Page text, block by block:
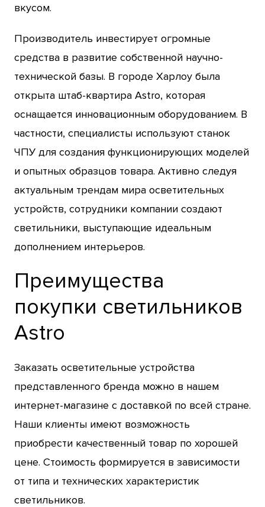
вкусом.
Производитель инвестирует огромные
средства в развитие собственной научно-
технической базы. В городе Харлоу была
открыта штаб-квартира Astro, которая
оснащается инновационным оборудованием. В
частности, специалисты используют станок
ЧПУ для создания функционирующих моделей
и опытных образцов товара. Активно следуя
актуальным трендам мира осветительных
устройств, сотрудники компании создают
светильники, выступающие идеальным
дополнением интерьеров.
Преимущества
покупки светильников
Astro
Заказать осветительные устройства
представленного бренда можно в нашем
интернет-магазине с доставкой по всей стране.
Наши клиенты имеют возможность
приобрести качественный товар по хорошей
цене. Стоимость формируется в зависимости
от типа и технических характеристик
светильников.